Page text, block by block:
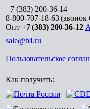
+7 (383) 200-36-14
8-800-707-18-63 (звонок
Опт +7 (383) 200-36-12
sale@h4.ru
Пользовательское
Как получить: